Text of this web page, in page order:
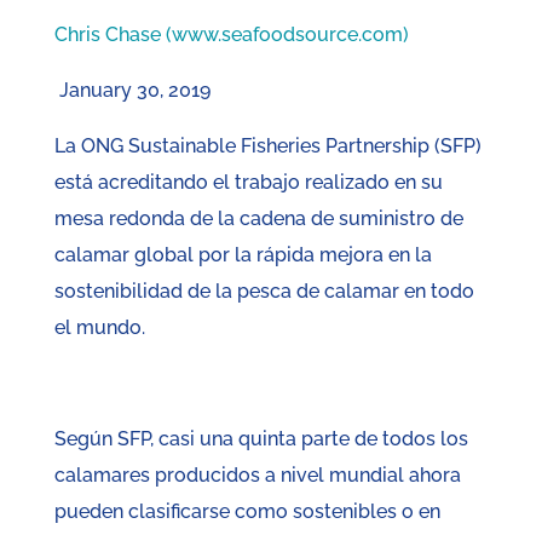
Chris Chase (www.seafoodsource.com)
January 30, 2019
La ONG Sustainable Fisheries Partnership (SFP)
está acreditando el trabajo realizado en su
mesa redonda de la cadena de suministro de
calamar global por la rápida mejora en la
sostenibilidad de la pesca de calamar en todo
el mundo.
Según SFP, casi una quinta parte de todos los
calamares producidos a nivel mundial ahora
pueden clasificarse como sostenibles o en